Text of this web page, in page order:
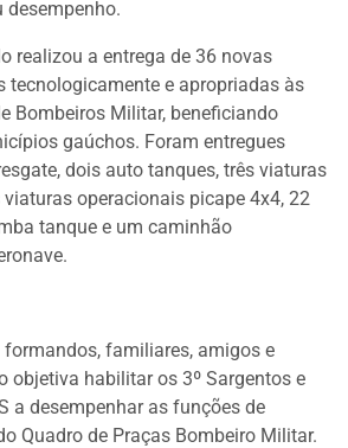
desempenho.
realizou a entrega de 36 novas
tecnologicamente e apropriadas às
Bombeiros Militar, beneficiando
gaúchos. Foram entregues
dois auto tanques, três viaturas
viaturas operacionais picape 4x4, 22
tanque e um caminhão
familiares, amigos e
objetiva habilitar os 3º Sargentos e
a desempenhar as funções de
Quadro de Praças Bombeiro Militar.